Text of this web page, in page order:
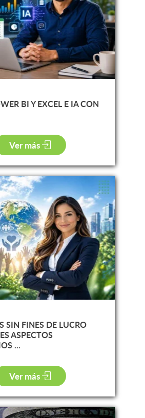
BI Y EXCEL E IA CON
Ver más
SIN FINES DE LUCRO
ASPECTOS
...
Ver más